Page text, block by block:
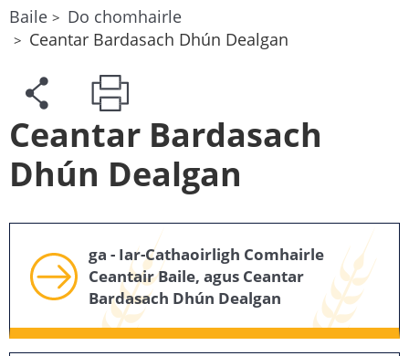
Baile
Do chomhairle
Ceantar Bardasach Dhún Dealgan
Ceantar Bardasach
Dhún Dealgan
ga - Iar-Cathaoirligh Comhairle
Ceantair Baile, agus Ceantar
Bardasach Dhún Dealgan